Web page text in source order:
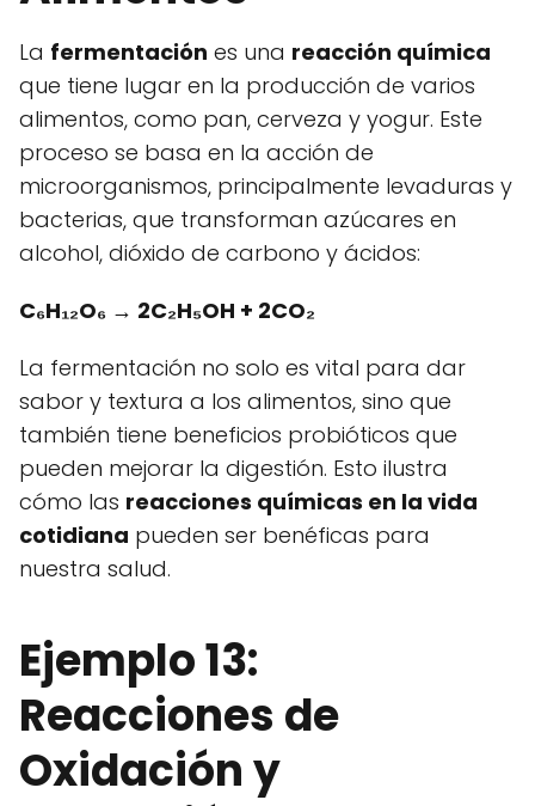
La fermentación es una reacción química
que tiene lugar en la producción de varios
alimentos, como pan, cerveza y yogur. Este
proceso se basa en la acción de
microorganismos, principalmente levaduras y
bacterias, que transforman azúcares en
alcohol, dióxido de carbono y ácidos:
C₆H₁₂O₆ → 2C₂H₅OH + 2CO₂
La fermentación no solo es vital para dar
sabor y textura a los alimentos, sino que
también tiene beneficios probióticos que
pueden mejorar la digestión. Esto ilustra
cómo las reacciones químicas en la vida
cotidiana pueden ser benéficas para
nuestra salud.
Ejemplo 13:
Reacciones de
Oxidación y